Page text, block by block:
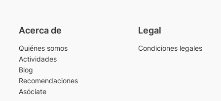
Acerca de
Quiénes somos
Actividades
Blog
Recomendaciones
Asóciate
Legal
Condiciones legales